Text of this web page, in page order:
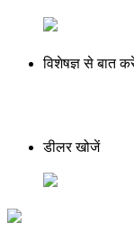
विशेषज्ञ से बात
डीलर खोजें